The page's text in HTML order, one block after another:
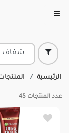
الرئيسية
عدد المنتجات 45